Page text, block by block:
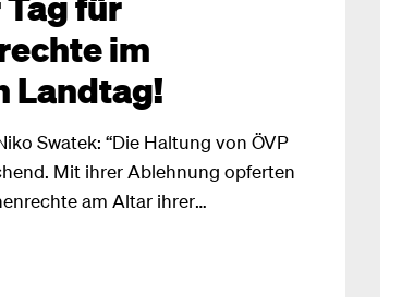
im
Landtag!
Swatek: “Die Haltung von ÖVP
Mit ihrer Ablehnung opferten
am Altar ihrer